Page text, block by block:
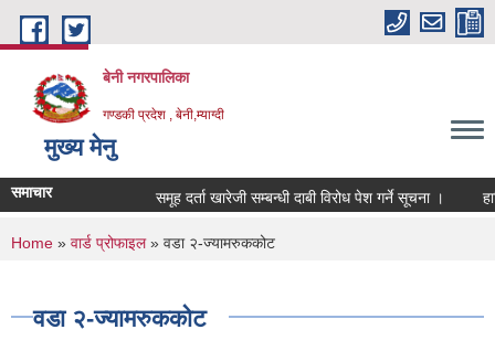
Skip to main content
बेनी नगरपालिका
गण्डकी प्रदेश , बेनी,म्याग्दी
मुख्य मेनु
समाचार समूह दर्ता खारेजी सम्बन्धी दाबी विरोध पेश गर्ने सूचना ।
You are here
Home » वार्ड प्रोफाइल» वडा २-ज्यामरुककोट
वडा २-ज्यामरुककोट